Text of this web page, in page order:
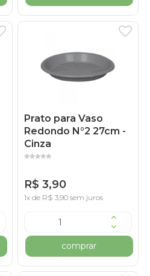
Prato para Vaso
Redondo N°2 27cm -
Cinza
R$ 3,90
1x de R$ 3,90 sem juros
comprar